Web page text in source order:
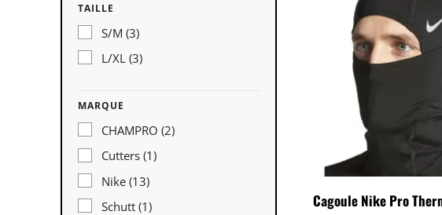
TAILLE
S/M (3)
L/XL (3)
MARQUE
CHAMPRO (2)
Cutters (1)
Nike (13)
Schutt (1)
Cagoule Nike Pro